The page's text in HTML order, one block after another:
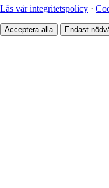
Läs vår integritetspolicy ·
Acceptera alla Endast